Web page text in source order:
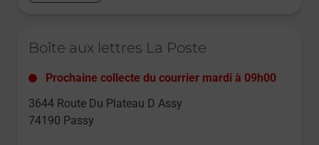
Boîte aux lettres La Poste
Prochaine collecte du courrier mardi à 09h00
3644 Route Du Plateau D Assy
74190 Passy